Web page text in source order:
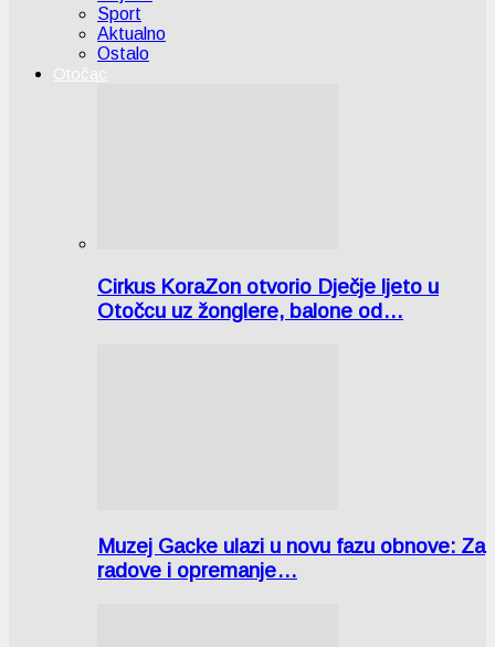
Sport
Aktualno
Ostalo
Otočac
Cirkus KoraZon otvorio Dječje ljeto u
Otočcu uz žonglere, balone od…
Muzej Gacke ulazi u novu fazu obnove: Za
radove i opremanje…